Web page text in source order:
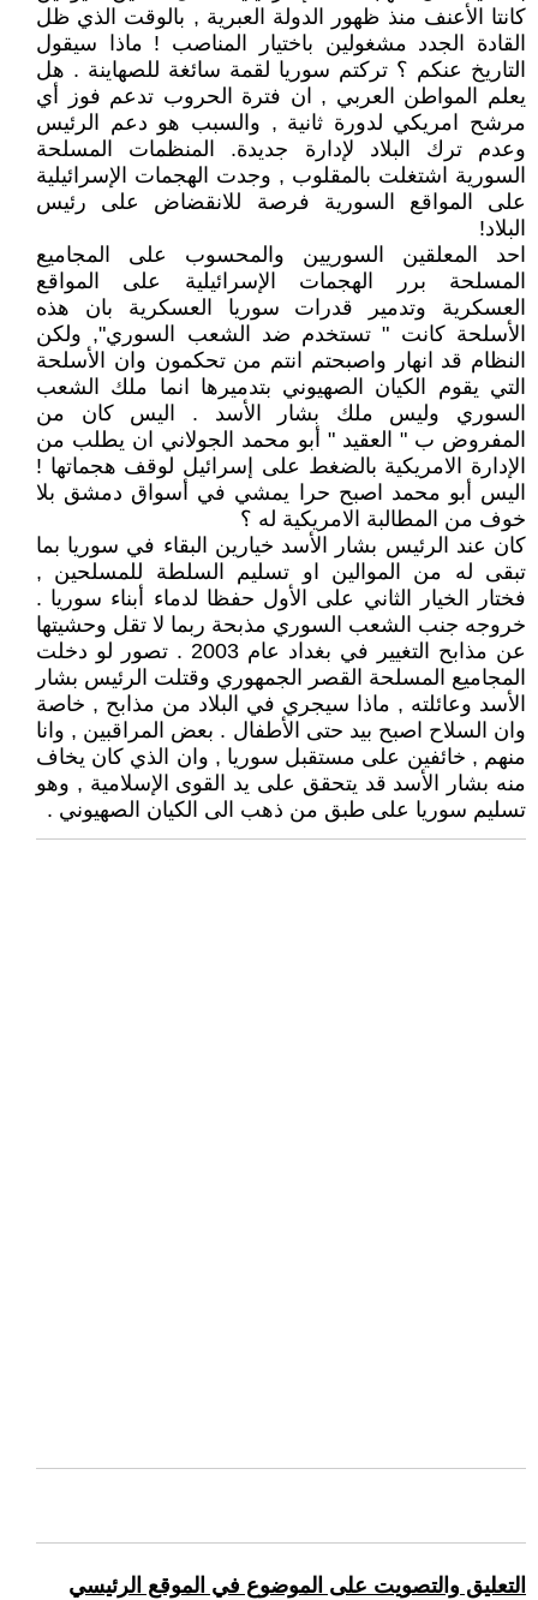
كانتا الأعنف منذ ظهور الدولة العبرية , بالوقت الذي ظل
القادة الجدد مشغولين باختيار المناصب ! ماذا سيقول
التاريخ عنكم ؟ تركتم سوريا لقمة سائغة للصهاينة . هل
يعلم المواطن العربي , ان فترة الحروب تدعم فوز أي
مرشح امريكي لدورة ثانية , والسبب هو دعم الرئيس
وعدم ترك البلاد لإدارة جديدة. المنظمات المسلحة
السورية اشتغلت بالمقلوب , وجدت الهجمات الإسرائيلية
على المواقع السورية فرصة للانقضاض على رئيس
البلاد!
احد المعلقين السوريين والمحسوب على المجاميع
المسلحة برر الهجمات الإسرائيلية على المواقع
العسكرية وتدمير قدرات سوريا العسكرية بان هذه
الأسلحة كانت " تستخدم ضد الشعب السوري", ولكن
النظام قد انهار واصبحتم انتم من تحكمون وان الأسلحة
التي يقوم الكيان الصهيوني بتدميرها انما ملك الشعب
السوري وليس ملك بشار الأسد . اليس كان من
المفروض ب " العقيد " أبو محمد الجولاني ان يطلب من
الإدارة الامريكية بالضغط على إسرائيل لوقف هجماتها !
اليس أبو محمد اصبح حرا يمشي في أسواق دمشق بلا
خوف من المطالبة الامريكية له ؟
كان عند الرئيس بشار الأسد خيارين البقاء في سوريا بما
تبقى له من الموالين او تسليم السلطة للمسلحين ,
فختار الخيار الثاني على الأول حفظا لدماء أبناء سوريا .
خروجه جنب الشعب السوري مذبحة ربما لا تقل وحشيتها
عن مذابح التغيير في بغداد عام 2003 . تصور لو دخلت
المجاميع المسلحة القصر الجمهوري وقتلت الرئيس بشار
الأسد وعائلته , ماذا سيجري في البلاد من مذابح , خاصة
وان السلاح اصبح بيد حتى الأطفال . بعض المراقبين , وانا
منهم , خائفين على مستقبل سوريا , وان الذي كان يخاف
منه بشار الأسد قد يتحقق على يد القوى الإسلامية , وهو
تسليم سوريا على طبق من ذهب الى الكيان الصهيوني .
التعليق والتصويت على الموضوع في الموقع الرئيسي